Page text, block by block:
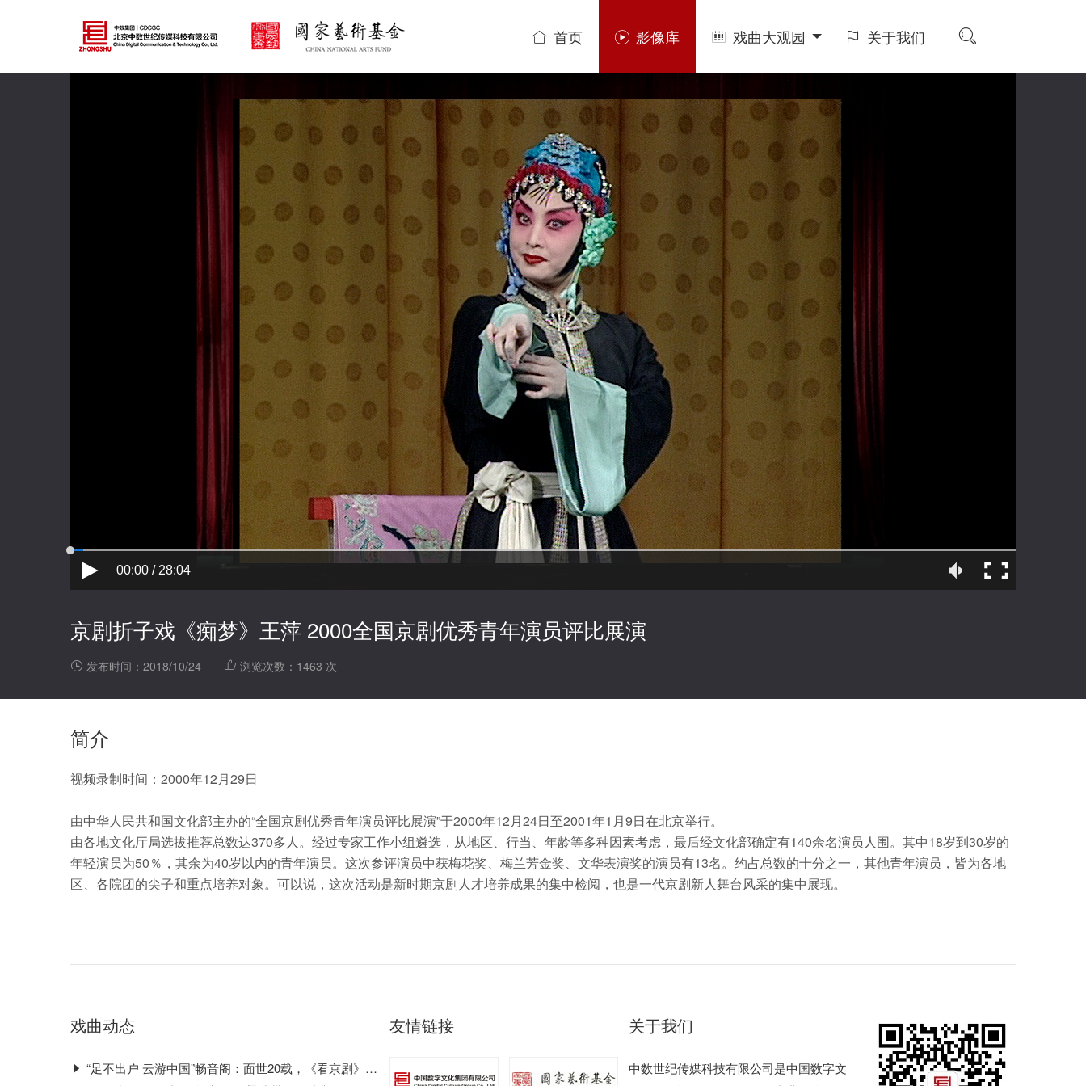
首页 影像库 戏曲大观园 关于我们
00:00 / 28:04
京剧折子戏《痴梦》王萍 2000全国京剧优秀青年演员评比展演
发布时间：2018/10/24 浏览次数：1463 次
简介
视频录制时间：2000年12月29日
由中华人民共和国文化部主办的“全国京剧优秀青年演员评比展演”于2000年12月24日至2001年1月9日在北京举行。
由各地文化厅局选拔推荐总数达370多人。经过专家工作小组遴选，从地区、行当、年龄等多种因素考虑，最后经文化部确定有140余名演员人围。其中18岁到30岁的
年轻演员为50％，其余为40岁以内的青年演员。这次参评演员中获梅花奖、梅兰芳金奖、文华表演奖的演员有13名。约占总数的十分之一，其他青年演员，皆为各地
区、各院团的尖子和重点培养对象。可以说，这次活动是新时期京剧人才培养成果的集中检阅，也是一代京剧新人舞台风采的集中展现。
戏曲动态
“足不出户 云游中国”畅音阁：面世20载，《看京剧》王者归来
友情链接 关于我们
中数世纪传媒科技有限公司是中国数字文